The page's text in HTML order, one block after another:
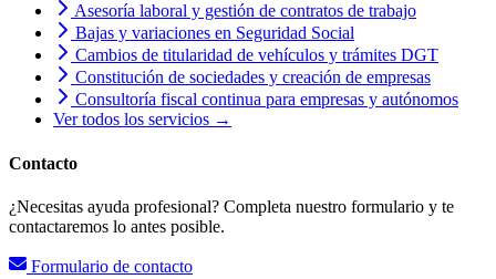
Asesoría laboral y gestión de contratos de trabajo
Bajas y variaciones en Seguridad Social
Cambios de titularidad de vehículos y trámites DGT
Constitución de sociedades y creación de empresas
Consultoría fiscal continua para empresas y autónomos
Ver todos los servicios →
Contacto
¿Necesitas ayuda profesional? Completa nuestro formulario y te
contactaremos lo antes posible.
Formulario de contacto